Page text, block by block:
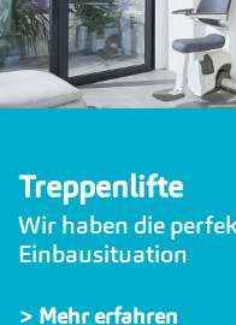
Treppenlifte
Wir haben die
Einbausituation
> Mehr erfahren